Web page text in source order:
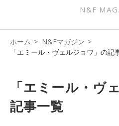
N&F
ホーム
N&Fマガジン
「エミール・ヴェルジョワ」の記
「エミール・ヴ
記事一覧